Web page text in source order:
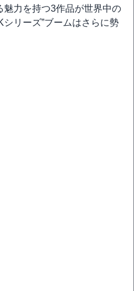
魅力を持つ3作品が世界中の
リーズ”ブームはさらに勢